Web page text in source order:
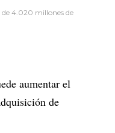
de 4.020 millones de
aumentar el
de